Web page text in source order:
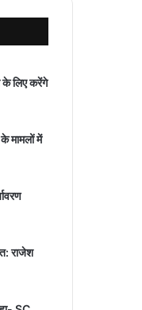
के लिए करेंगे
मामलों में
राजेश